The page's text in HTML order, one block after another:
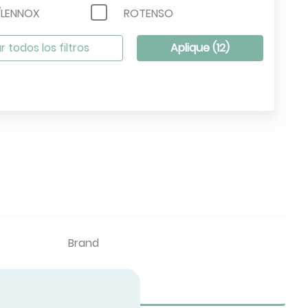
ROTENSO
todos los filtros Aplique (12)
Brand
KAYSUN